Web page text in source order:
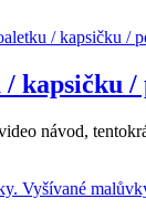
kapsičku /
návod,